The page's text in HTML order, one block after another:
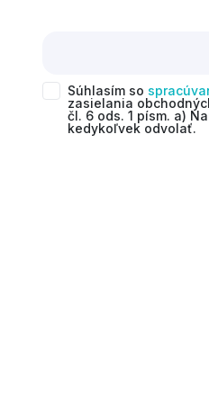
Súhlasím so
zasielania
čl. 6 ods. 1 písm. a)
kedykoľvek odvolať.